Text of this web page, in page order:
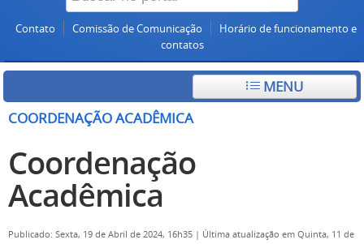
Contato Comissão de Comunicação
Horário de funcionamento e
contatos
MENU
COORDENAÇÃO ACADÊMICA
Coordenação
Acadêmica
Publicado: Sexta, 19 de Abril de 2024, 16h35 | Última atualização em Quinta, 11 de